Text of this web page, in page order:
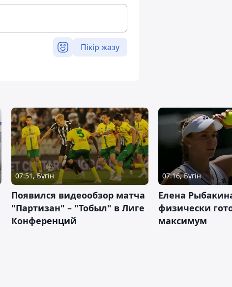
Пікір жазу
07:51, Бүгін
Появился видеообзор матча
"Партизан" – "Тобыл" в Лиге
Конференций
07:16, Бүгін
Елена
физически
максимум